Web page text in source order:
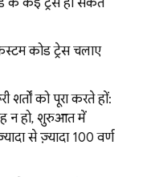
के कई ट्रेस हो सकते
कोड ट्रेस चलाए
को पूरा करते हों:
न हो, शुरुआत में
से ज़्यादा 100 वर्ण